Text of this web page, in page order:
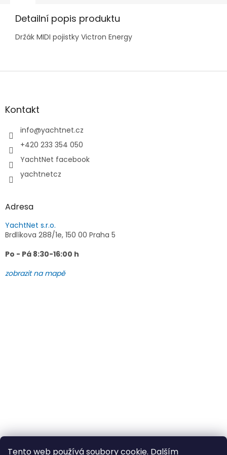
Tento web používá soubory cookie. Dalším
Detailní popis produktu
Držák MIDI pojistky Victron Energy
Z
aKontakt
info@yachtnet.cz
+420 233 354 050
YachtNet facebook
yachtnetcz
Adresa
YachtNet s.r.o.
Brdlíkova 288/1e, 150 00 Praha 5
Po - Pá 8:30-16:00 h
zobrazit na mapě